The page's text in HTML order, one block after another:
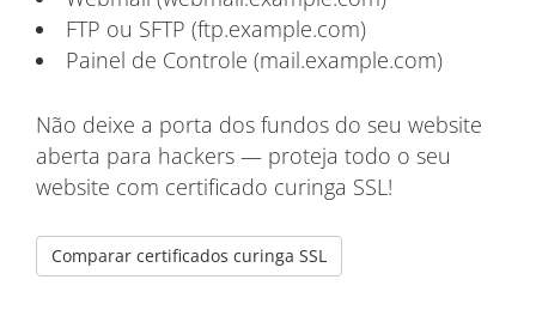
FTP ou SFTP (ftp.example.com)
Painel de Controle (mail.example.com)
Não deixe a porta dos fundos do seu website
aberta para hackers — proteja todo o seu
website com certificado curinga SSL!
Comparar certificados curinga SSL